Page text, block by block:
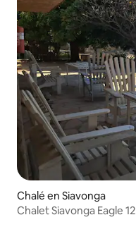
Chalé en Siavonga
Chalet Siavonga Eagle 12